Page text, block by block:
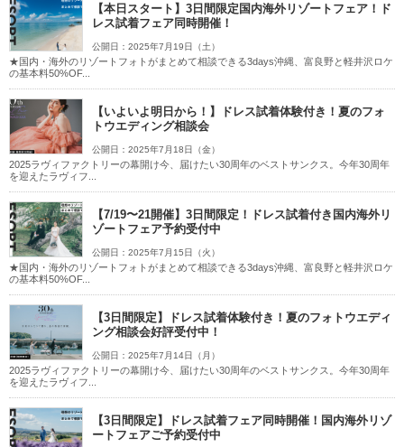
【本日スタート】3日間限定国内海外リゾートフェア！ド
レス試着フェア同時開催！
公開日：2025年7月19日（土）
★国内・海外のリゾートフォトがまとめて相談できる3days沖縄、富良野と軽井沢ロケ
の基本料50%OF...
【いよいよ明日から！】ドレス試着体験付き！夏のフォ
トウエディング相談会
公開日：2025年7月18日（金）
2025ラヴィファクトリーの幕開け今、届けたい30周年のベストサンクス。今年30周年
を迎えたラヴィフ...
【7/19〜21開催】3日間限定！ドレス試着付き国内海外リ
ゾートフェア予約受付中
公開日：2025年7月15日（火）
★国内・海外のリゾートフォトがまとめて相談できる3days沖縄、富良野と軽井沢ロケ
の基本料50%OF...
【3日間限定】ドレス試着体験付き！夏のフォトウエディ
ング相談会好評受付中！
公開日：2025年7月14日（月）
2025ラヴィファクトリーの幕開け今、届けたい30周年のベストサンクス。今年30周年
を迎えたラヴィフ...
【3日間限定】ドレス試着フェア同時開催！国内海外リゾ
ートフェアご予約受付中